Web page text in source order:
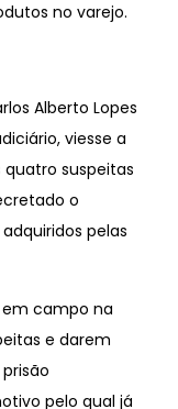
no varejo.
Alberto Lopes
viesse a
suspeitas
o
pelas
em campo na
e darem
pelo qual já